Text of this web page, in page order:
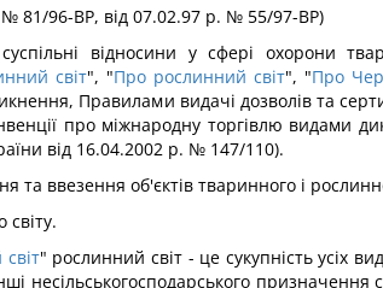
81/96-ВР, від 07.02.97 р. № 55/97-ВР)
відносини у сфері охорони
світ", "Про рослинний світ", "Про
Правилами видачі дозволів та
про міжнародну торгівлю видами
від 16.04.2002 р. № 147/110).
ввезення об'єктів тваринного і
" рослинний світ - це сукупність усіх
несільськогосподарського